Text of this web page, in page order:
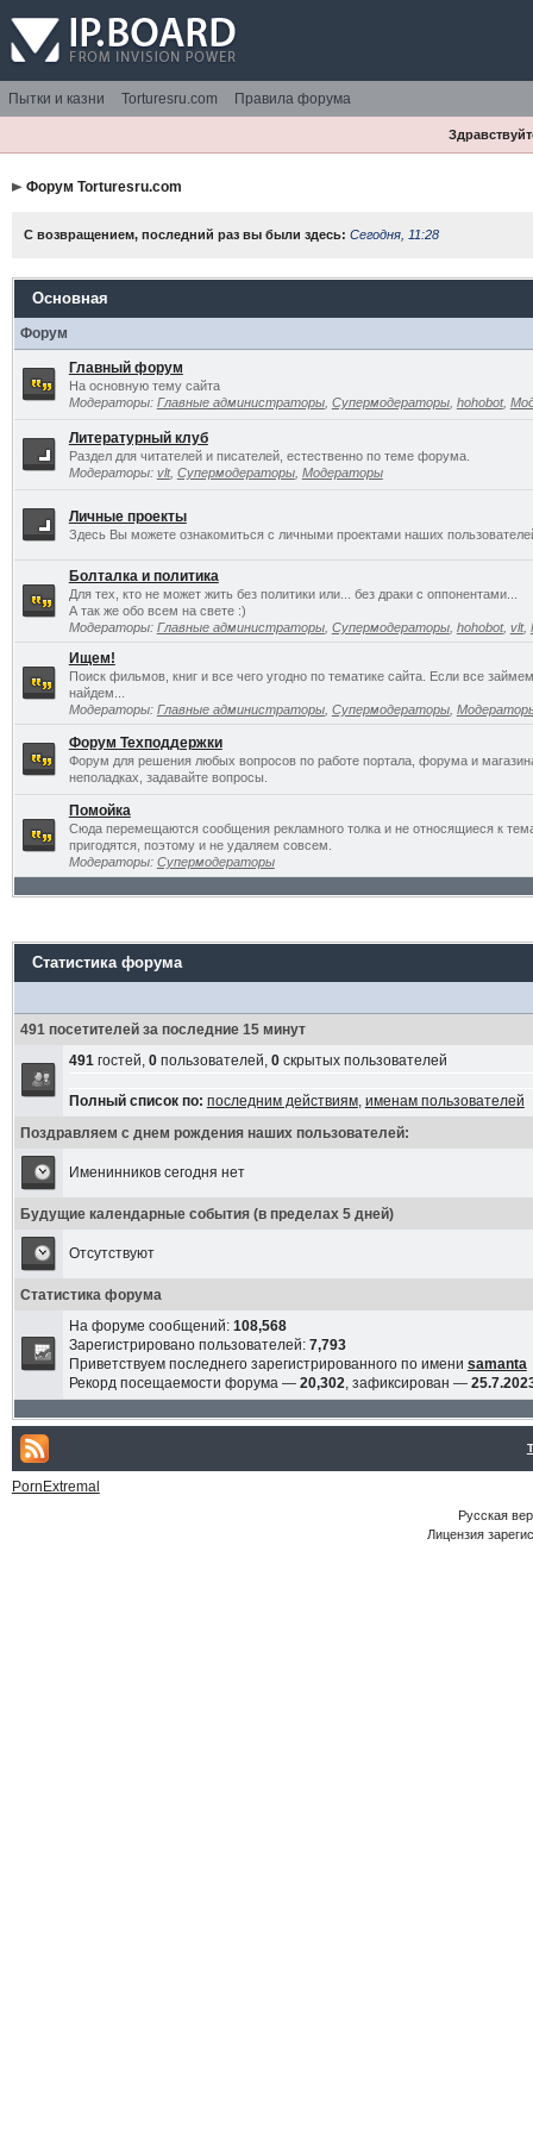
Пытки и казни Torturesru.com Правила форума
Форум Torturesru.com
С возвращением, последний раз вы были здесь: Сегодня, 11:28
Основная
Форум
Главный форум
На основную тему сайта
Модераторы: Главные администраторы, Супермодераторы, hohobot,
Литературный клуб
Раздел для читателей и писателей, естественно по теме форума.
Модераторы: vlt, Супермодераторы, Модераторы
Личные проекты
Здесь Вы можете ознакомиться с личными проектами наших
Болталка и политика
Для тех, кто не может жить без политики или... без драки с оппонентами...
А так же обо всем на свете :)
Модераторы: Главные администраторы, Супермодераторы, hohobot, vlt,
Ищем!
Поиск фильмов, книг и все чего угодно по тематике сайта. Если все
найдем...
Модераторы: Главные администраторы, Супермодераторы,
Форум Техподдержки
Форум для решения любых вопросов по работе портала, форума и
неполадках, задавайте вопросы.
Помойка
Сюда перемещаются сообщения рекламного толка и не относящиеся к
пригодятся, поэтому и не удаляем совсем.
Модераторы: Супермодераторы
Статистика форума
491 посетителей за последние 15 минут
491гостей, 0пользователей, 0скрытых пользователей
Полный список по: последним действиям, именам пользователей
Поздравляем с днем рождения наших пользователей:
Именинников сегодня нет
Будущие календарные события (в пределах 5 дней)
Отсутствуют
Статистика форума
На форуме сообщений: 108,568
Зарегистрировано пользователей: 7,793
Приветствуем последнего зарегистрированного по имени samanta
Рекорд посещаемости форума — 20,302, зафиксирован —
PornExtremal
Русская
Лицензия